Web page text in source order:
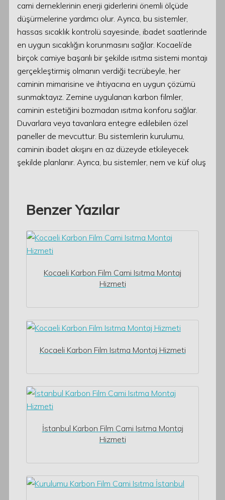
cami derneklerinin enerji giderlerini önemli ölçüde
düşürmelerine yardımcı olur. Ayrıca, bu sistemler,
hassas sıcaklık kontrolü sayesinde, ibadet saatlerinde
en uygun sıcaklığın korunmasını sağlar. Kocaeli’de
birçok camiye başarılı bir şekilde ısıtma sistemi montajı
gerçekleştirmiş olmanın verdiği tecrübeyle, her
caminin mimarisine ve ihtiyacına en uygun çözümü
sunmaktayız. Zemine uygulanan karbon filmler,
caminin estetiğini bozmadan ısıtma konforu sağlar.
Duvarlara veya tavanlara entegre edilebilen özel
paneller de mevcuttur. Bu sistemlerin kurulumu,
caminin ibadet akışını en az düzeyde etkileyecek
şekilde planlanır. Ayrıca, bu sistemler, nem ve küf oluş
Benzer Yazılar
Kocaeli Karbon Film Cami Isıtma Montaj
Hizmeti
Kocaeli Karbon Film Isıtma Montaj Hizmeti
İstanbul Karbon Film Cami Isıtma Montaj
Hizmeti